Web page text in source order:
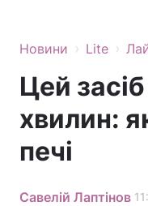
Новини › Lite ›
Цей
хвилин:
печі
Савелій Лаптінов